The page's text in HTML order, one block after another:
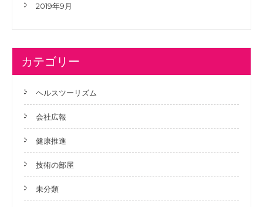
2019年9月
カテゴリー
ヘルスツーリズム
会社広報
健康推進
技術の部屋
未分類